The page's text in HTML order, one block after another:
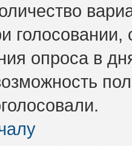
опроса в